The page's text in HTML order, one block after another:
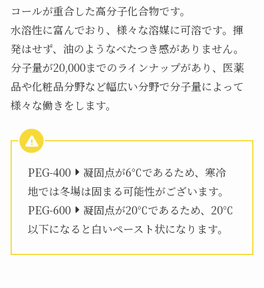
コールが重合した高分子化合物です。
水溶性に富んでおり、様々な溶媒に可溶です。揮
発はせず、油のようなべたつき感がありません。
分子量が20,000までのラインナップがあり、医薬
品や化粧品分野など幅広い分野で分子量によって
様々な働きをします。
PEG-400
凝固点が6℃であるため、寒冷
地では冬場は固まる可能性がございます。
PEG-600
凝固点が20℃であるため、20℃
以下になると白いペースト状になります。